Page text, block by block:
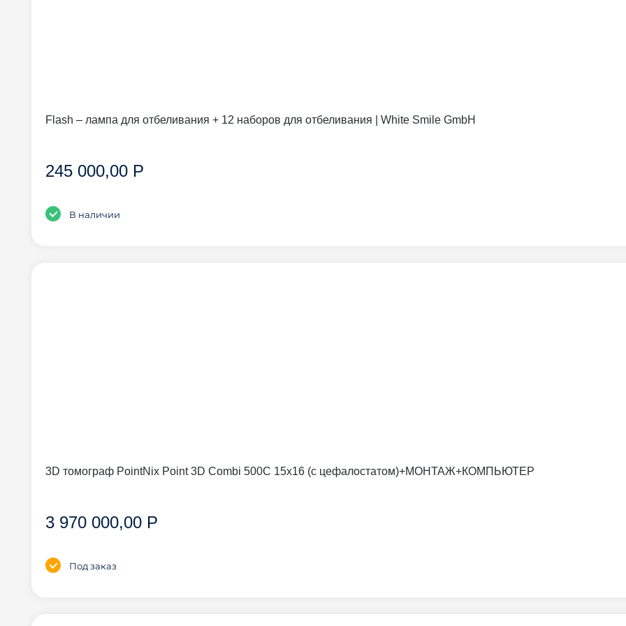
Flash – лампа для отбеливания + 12 наборов для отбеливания | White Smile GmbH
245 000,00 Р
В наличии
3D томограф PointNix Point 3D Combi 500C 15х16 (с цефалостатом)+МОНТАЖ+КОМПЬЮТЕР
3 970 000,00 Р
Под заказ